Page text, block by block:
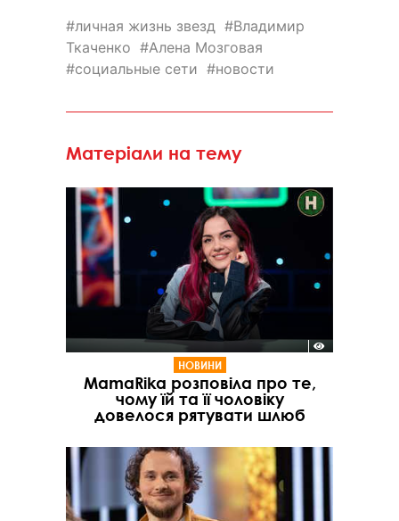
личная жизнь звезд
Владимир
Ткаченко
Алена Мозговая
социальные сети
новости
Матеріали на тему
НОВИНИ
MamaRika розповіла про те,
чому їй та її чоловіку
довелося рятувати шлюб